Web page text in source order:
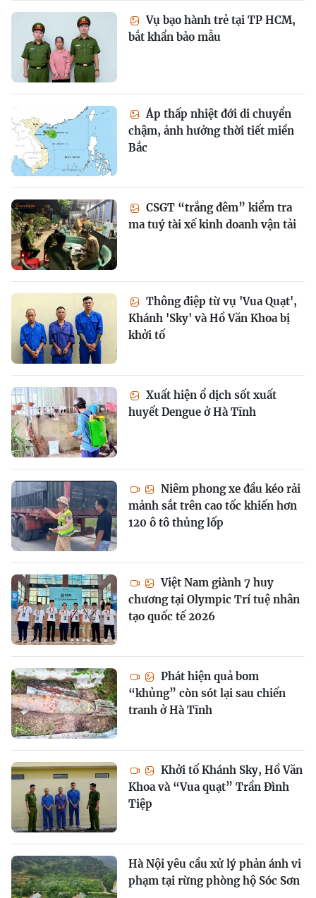
Vụ bạo hành trẻ tại TP HCM,
bắt khẩn bảo mẫu
Áp thấp nhiệt đới di chuyển
chậm, ảnh hưởng thời tiết miền
Bắc
CSGT “trắng đêm” kiểm tra
ma tuý tài xế kinh doanh vận tải
Thông điệp từ vụ 'Vua Quạt',
Khánh 'Sky' và Hồ Văn Khoa bị
khởi tố
Xuất hiện ổ dịch sốt xuất
huyết Dengue ở Hà Tĩnh
Niêm phong xe đầu kéo rải
mảnh sắt trên cao tốc khiến hơn
120 ô tô thủng lốp
Việt Nam giành 7 huy
chương tại Olympic Trí tuệ nhân
tạo quốc tế 2026
Phát hiện quả bom
“khủng” còn sót lại sau chiến
tranh ở Hà Tĩnh
Khởi tố Khánh Sky, Hồ Văn
Khoa và “Vua quạt” Trần Đình
Tiệp
Hà Nội yêu cầu xử lý phản ánh vi
phạm tại rừng phòng hộ Sóc Sơn